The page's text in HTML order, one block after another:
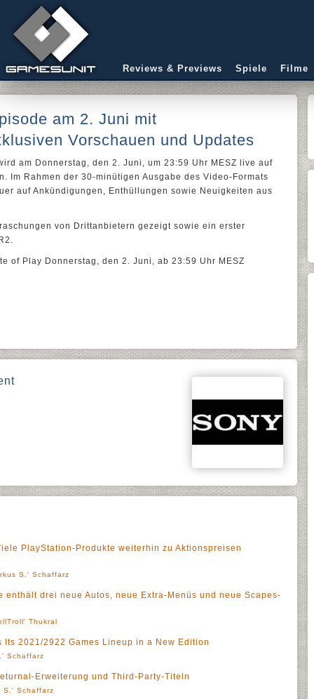
Reviews & Previews Spiele Filme
am 2. Juni mit
Vorschauen und Updates
am Donnerstag, den 2. Juni, um 23:59 Uhr MESZ live auf
Im Rahmen der 30-minütigen Ausgabe des Video-Formats
auf Ankündigungen, Enthüllungen sowie Neuigkeiten aus
von Drittanbietern gezeigt sowie ein erster
of Play Donnerstag, den 2. Juni, ab 23:59 Uhr MESZ
PlayStation-Produkte weiterhin zu Aktionspreisen
S.' Schaffarz
enthält drei neue Autos, neue Extra-Menüs und neue Scapes-
Thukral
Its 2021/2922 Games Lineup in a New Edition
Schaffarz
Erweiterung und Third-Party-Titeln
S.' Schaffarz